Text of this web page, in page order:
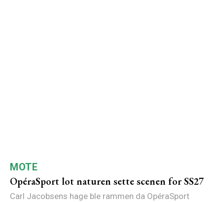
MOTE
OpéraSport lot naturen sette scenen for SS27
Carl Jacobsens hage ble rammen da OpéraSport